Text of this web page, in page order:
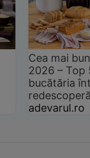
Cea mai
2026 –
bucătăria
adevarul.ro